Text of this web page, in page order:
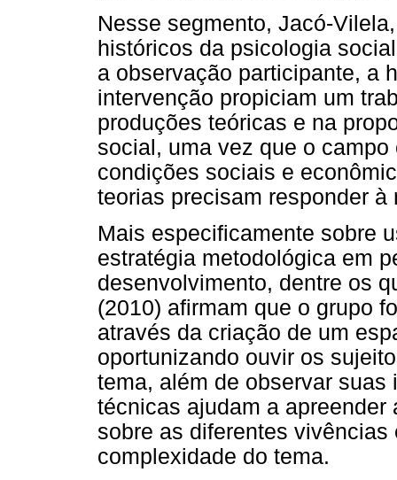
Nesse segmento, Jacó-
históricos da psicologia
a observação participante, a
intervenção propiciam um
produções teóricas e na
social, uma vez que o
condições sociais e
teorias precisam responder
Mais especificamente sobre
estratégia metodológica em
desenvolvimento, dentre os
(2010) afirmam que o grupo
através da criação de um
oportunizando ouvir os
tema, além de observar
técnicas ajudam a
sobre as diferentes
complexidade do tema.